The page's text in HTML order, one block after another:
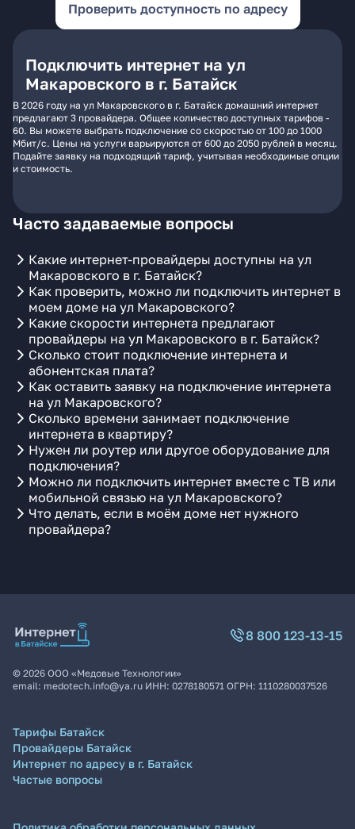
Проверить доступность по адресу
Подключить интернет на ул
Макаровского в г. Батайск
В 2026 году на ул Макаровского в г. Батайск домашний интернет
предлагают 3 провайдера. Общее количество доступных тарифов -
60. Вы можете выбрать подключение со скоростью от 100 до 1000
Мбит/с. Цены на услуги варьируются от 600 до 2050 рублей в месяц.
Подайте заявку на подходящий тариф, учитывая необходимые опции
и стоимость.
Часто задаваемые вопросы
Какие интернет-провайдеры доступны на ул
Макаровского в г. Батайск?
Как проверить, можно ли подключить интернет в
моем доме на ул Макаровского?
Какие скорости интернета предлагают
провайдеры на ул Макаровского в г. Батайск?
Сколько стоит подключение интернета и
абонентская плата?
Как оставить заявку на подключение интернета
на ул Макаровского?
Сколько времени занимает подключение
интернета в квартиру?
Нужен ли роутер или другое оборудование для
подключения?
Можно ли подключить интернет вместе с ТВ или
мобильной связью на ул Макаровского?
Что делать, если в моём доме нет нужного
провайдера?
8 800 123-13-15
© 2026 ООО «Медовые Технологии»
email: medotech.info@ya.ru ИНН: 0278180571 ОГРН: 1110280037526
Тарифы Батайск
Провайдеры Батайск
Интернет по адресу в г. Батайск
Частые вопросы